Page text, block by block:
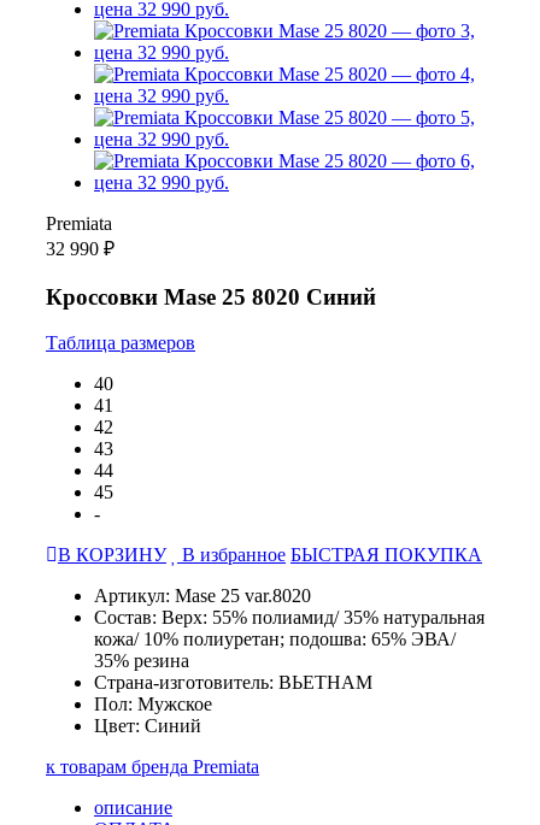
Premiata
32 990 ₽
Кроссовки Mase 25 8020 Синий
Таблица размеров
40
41
42
43
44
45
-
В КОРЗИНУ
В избранное БЫСТРАЯ ПОКУПКА
Артикул: Mase 25 var.8020
Состав: Верх: 55% полиамид/ 35% натуральная
кожа/ 10% полиуретан; подошва: 65% ЭВА/
35% резина
Страна-изготовитель: ВЬЕТНАМ
Пол: Мужское
Цвет: Синий
к товарам бренда Premiata
описание